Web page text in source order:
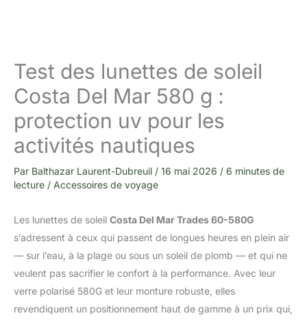
Test des lunettes de soleil
Costa Del Mar 580 g :
protection uv pour les
activités nautiques
Par Balthazar Laurent-Dubreuil / 16 mai 2026 / 6 minutes de
lecture / Accessoires de voyage
Les lunettes de soleil Costa Del Mar Trades 60-580G
s’adressent à ceux qui passent de longues heures en plein air
— sur l’eau, à la plage ou sous un soleil de plomb — et qui ne
veulent pas sacrifier le confort à la performance. Avec leur
verre polarisé 580G et leur monture robuste, elles
revendiquent un positionnement haut de gamme à un prix qui,